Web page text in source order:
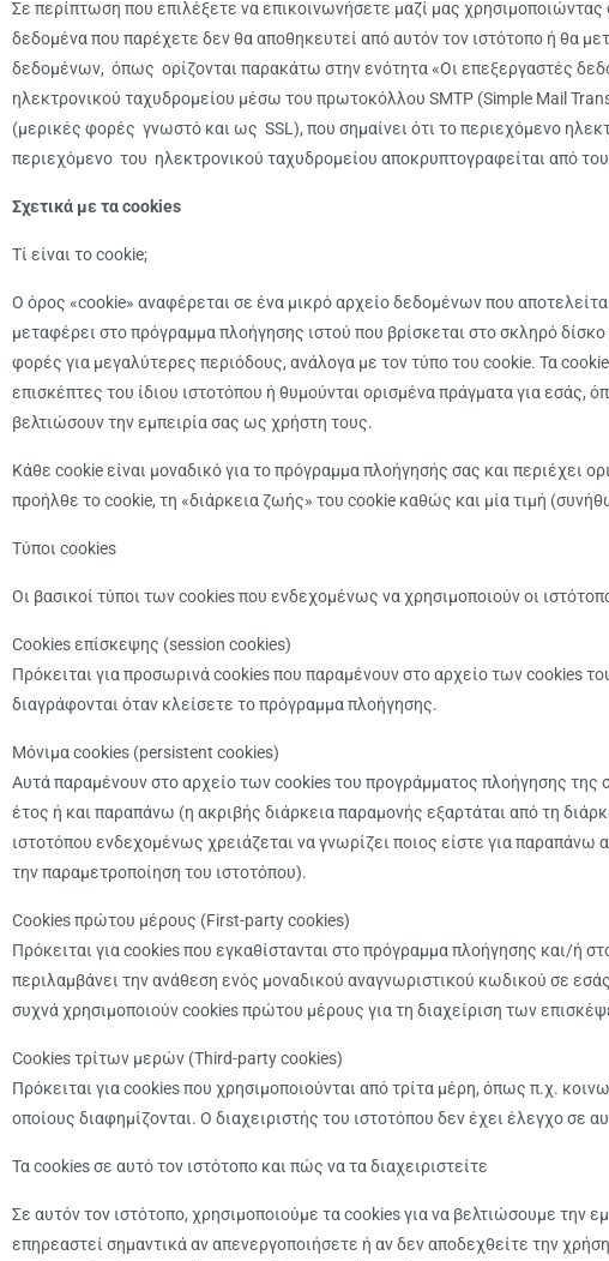
Σε περίπτωση που επιλέξετε να επικοινωνήσετε μαζί μας
δεδομένα που παρέχετε δεν θα αποθηκευτεί από αυτόν τον ιστότοπο ή θα
δεδομένων, όπως ορίζονται παρακάτω στην ενότητα «Οι επεξεργαστές
ηλεκτρονικού ταχυδρομείου μέσω του πρωτοκόλλου SMTP (Simple Mail
(μερικές φορές γνωστό και ως SSL), που σημαίνει ότι το περιεχόμενο
περιεχόμενο του ηλεκτρονικού ταχυδρομείου αποκρυπτογραφείται από
Σχετικά με τα cookies
Τί είναι το cookie;
Ο όρος «cookie» αναφέρεται σε ένα μικρό αρχείο δεδομένων που
μεταφέρει στο πρόγραμμα πλοήγησης ιστού που βρίσκεται στο σκληρό
φορές για μεγαλύτερες περιόδους, ανάλογα με τον τύπο του cookie. Τα
επισκέπτες του ίδιου ιστοτόπου ή θυμούνται ορισμένα πράγματα για εσάς,
βελτιώσουν την εμπειρία σας ως χρήστη τους.
Κάθε cookie είναι μοναδικό για το πρόγραμμα πλοήγησής σας και
προήλθε το cookie, τη «διάρκεια ζωής» του cookie καθώς και μία τιμή
Τύποι cookies
Οι βασικοί τύποι των cookies που ενδεχομένως να χρησιμοποιούν οι
Cookies επίσκεψης (session cookies)
Πρόκειται για προσωρινά cookies που παραμένουν στο αρχείο των cookies
διαγράφονται όταν κλείσετε το πρόγραμμα πλοήγησης.
Μόνιμα cookies (persistent cookies)
Αυτά παραμένουν στο αρχείο των cookies του προγράμματος πλοήγησης
έτος ή και παραπάνω (η ακριβής διάρκεια παραμονής εξαρτάται από τη
ιστοτόπου ενδεχομένως χρειάζεται να γνωρίζει ποιος είστε για
την παραμετροποίηση του ιστοτόπου).
Cookies πρώτου μέρους (First-party cookies)
Πρόκειται για cookies που εγκαθίστανται στο πρόγραμμα πλοήγησης και/ή
περιλαμβάνει την ανάθεση ενός μοναδικού αναγνωριστικού κωδικού σε
συχνά χρησιμοποιούν cookies πρώτου μέρους για τη διαχείριση των
Cookies τρίτων μερών (Third-party cookies)
Πρόκειται για cookies που χρησιμοποιούνται από τρίτα μέρη, όπως π.χ.
οποίους διαφημίζονται. Ο διαχειριστής του ιστοτόπου δεν έχει έλεγχο σε
Τα cookies σε αυτό τον ιστότοπο και πώς να τα διαχειριστείτε
Σε αυτόν τον ιστότοπο, χρησιμοποιούμε τα cookies για να βελτιώσουμε την
επηρεαστεί σημαντικά αν απενεργοποιήσετε ή αν δεν αποδεχθείτε την